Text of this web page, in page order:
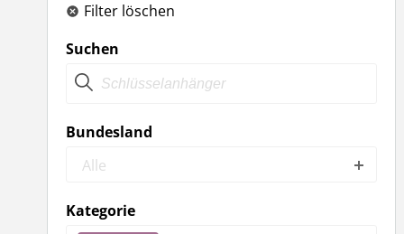
Filter löschen
Suchen
Bundesland
Alle
Kategorie